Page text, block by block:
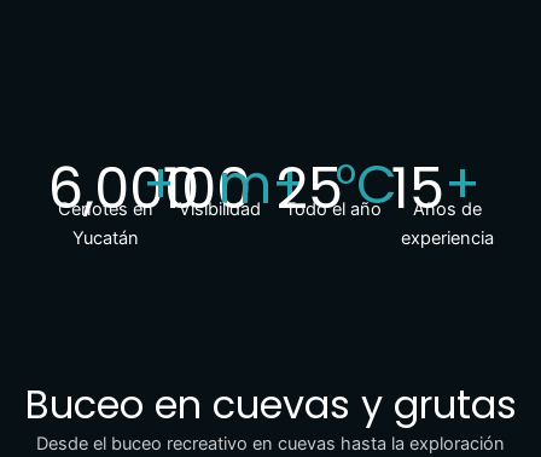
6,000
+
Cenotes en
Yucatán
100m+
Visibilidad 25°C
Todo el año 15+
Años de
experiencia
Buceo en cuevas y grutas
Desde el buceo recreativo en cuevas hasta la exploración